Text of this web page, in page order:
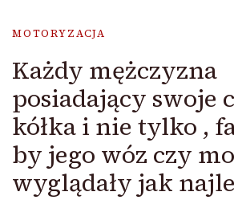
MOTORYZACJA
Każdy mężczyzna
posiadający swoje
kółka i nie tylko ,
by jego wóz czy
wyglądały jak